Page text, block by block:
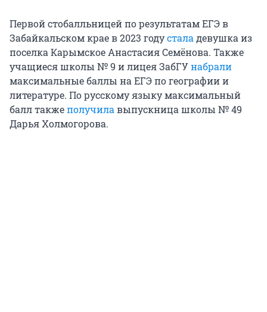
Первой стобалльницей по результатам ЕГЭ в
Забайкальском крае в 2023 годустала девушка из
поселка Карымское Анастасия Семёнова. Также
учащиеся школы № 9 и лицея ЗабГУнабрали
максимальные баллы на ЕГЭ по географии и
литературе. По русскому языку максимальный
балл такжеполучила выпускница школы № 49
Дарья Холмогорова.